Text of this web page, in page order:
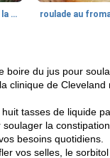
Muffins géants aux carottes et à la banane de Nif roulade au
boire du jus pour
clinique de
tasses de liquide
la
besoins quotidiens.
vos selles, le